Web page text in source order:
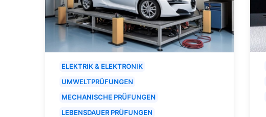
ELEKTRIK & ELEKTRONIK
UMWELTPRÜFUNGEN
MECHANISCHE PRÜFUNGEN
LEBENSDAUER PRÜFUNGEN